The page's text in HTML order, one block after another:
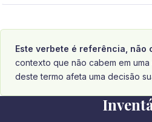
Este verbete é referência, não
contexto que não cabem em uma
deste termo afeta uma decisão